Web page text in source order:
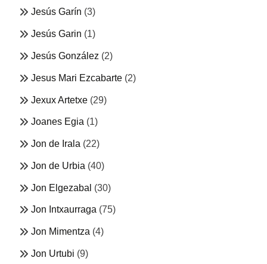
Jesús Garín (3)
Jesús Garin (1)
Jesús González (2)
Jesus Mari Ezcabarte (2)
Jexux Artetxe (29)
Joanes Egia (1)
Jon de Irala (22)
Jon de Urbia (40)
Jon Elgezabal (30)
Jon Intxaurraga (75)
Jon Mimentza (4)
Jon Urtubi (9)